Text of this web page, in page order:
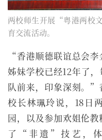
两校师生开展“粤港两校
育交流活动。
“香港顺德联谊总会
姊妹学校已经12年了
队前来，印象深刻。”
校长林珮玲说，18日
园，以及参加欢姐伦
了“非遗”技艺，